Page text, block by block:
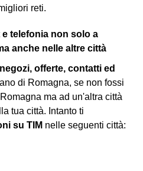
reti.
telefonia non solo a
anche nelle altre città
negozi, offerte, contatti ed
di Romagna, se non fossi
ma ad un'altra città
tua città. Intanto ti
su TIM nelle seguenti città: